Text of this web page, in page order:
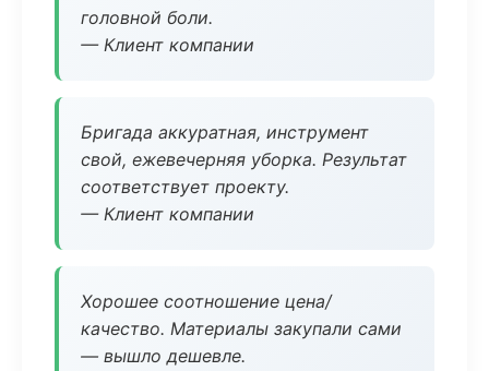
головной боли.
— Клиент компании
Бригада аккуратная, инструмент
свой, ежевечерняя уборка. Результат
соответствует проекту.
— Клиент компании
Хорошее соотношение цена/
качество. Материалы закупали сами
— вышло дешевле.